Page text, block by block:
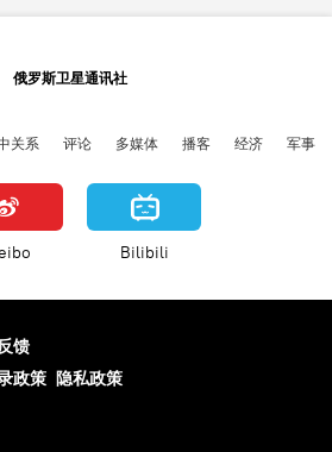
俄罗斯卫星通讯社
关系 评论 多媒体 播客 经济 军事
Bilibili
馈
政策 隐私政策